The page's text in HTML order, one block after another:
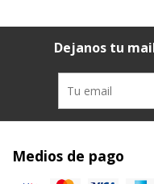
Dejanos tu
Medios de pago